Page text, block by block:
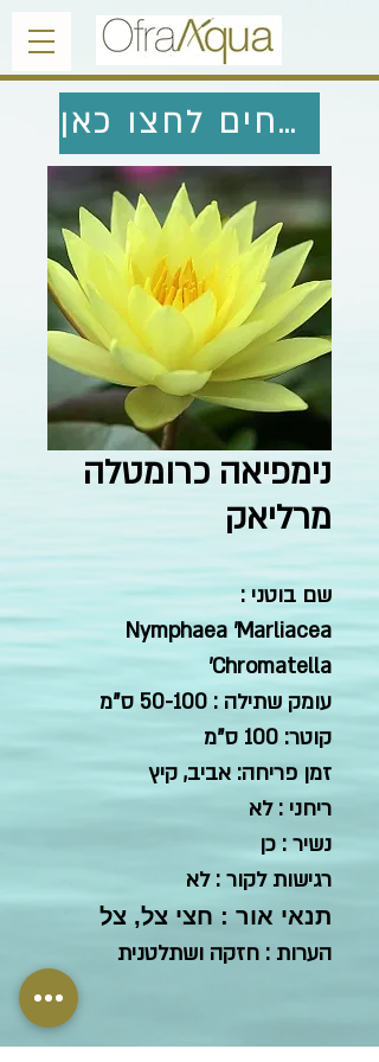
לחזרה לצמחים לחצו כאן
נימפיאה כרומטלה
מרליאק
שם בוטני :
Nymphaea 'Marliacea
Chromatella'
עומק שתילה : 50-100 ס"מ
קוטר: 100 ס"מ
זמן פריחה: אביב, קיץ
ריחני : לא
נשיר : כן
רגישות לקור : לא
תנאי אור : חצי צל, צל
הערות : חזקה ושתלטנית